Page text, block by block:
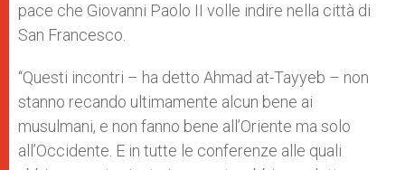
pace che Giovanni Paolo II volle indire nella città di
San Francesco.
“Questi incontri – ha detto Ahmad at-Tayyeb – non
stanno recando ultimamente alcun bene ai
musulmani, e non fanno bene all’Oriente ma solo
all’Occidente. E in tutte le conferenze alle quali